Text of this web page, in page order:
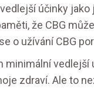
účinky
že CBG
o užívání CBG
minimální
zdraví. Ale to